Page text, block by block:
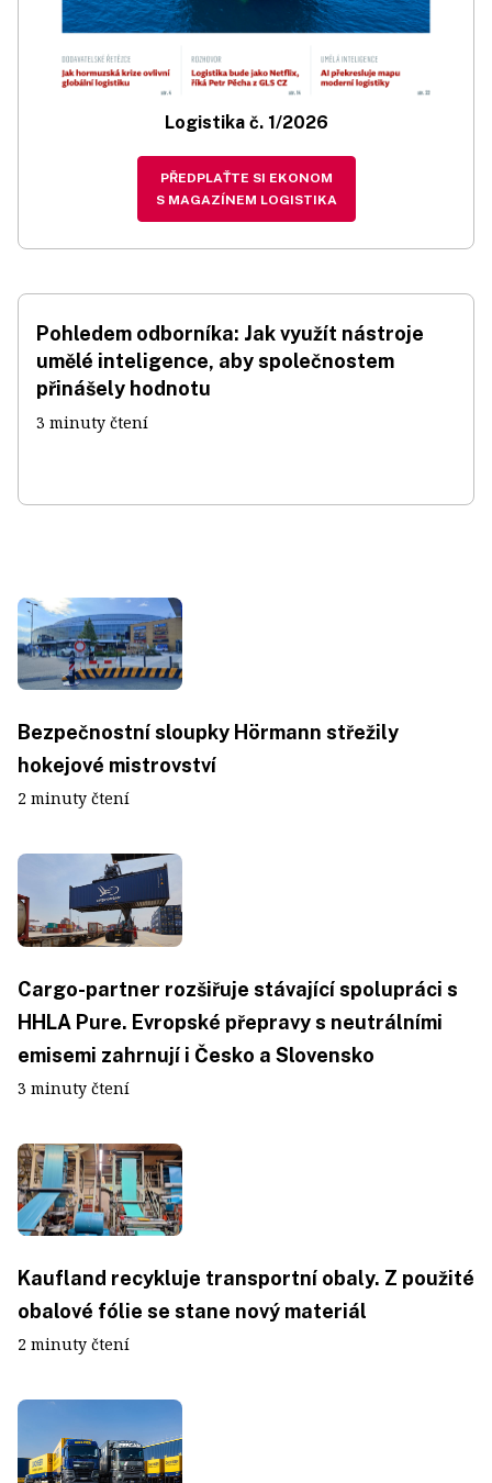
Logistika č. 1/2026
PŘEDPLAŤTE SI EKONOM
S MAGAZÍNEM LOGISTIKA
Pohledem odborníka: Jak využít nástroje
umělé inteligence, aby společnostem
přinášely hodnotu
3 minuty čtení
Bezpečnostní sloupky Hörmann střežily
hokejové mistrovství
2 minuty čtení
Cargo-partner rozšiřuje stávající spolupráci s
HHLA Pure. Evropské přepravy s neutrálními
emisemi zahrnují i Česko a Slovensko
3 minuty čtení
Kaufland recykluje transportní obaly. Z použité
obalové fólie se stane nový materiál
2 minuty čtení